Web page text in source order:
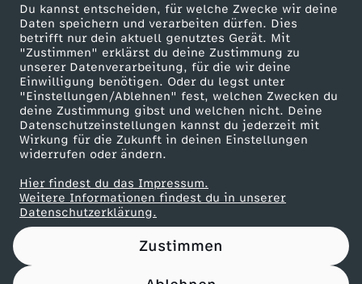
Du kannst entscheiden, für welche Zwecke wir deine
Daten speichern und verarbeiten dürfen. Dies
betrifft nur dein aktuell genutztes Gerät. Mit
"Zustimmen" erklärst du deine Zustimmung zu
unserer Datenverarbeitung, für die wir deine
Einwilligung benötigen. Oder du legst unter
"Einstellungen/Ablehnen" fest, welchen Zwecken du
deine Zustimmung gibst und welchen nicht. Deine
Datenschutzeinstellungen kannst du jederzeit mit
Wirkung für die Zukunft in deinen Einstellungen
widerrufen oder ändern.
Hier findest du das Impressum.
Weitere Informationen findest du in unserer
Datenschutzerklärung.
Zustimmen
o
h
o
D
e
k
ZDF goes Schule
Werbefernsehen
Mainzelmännchen
Partner